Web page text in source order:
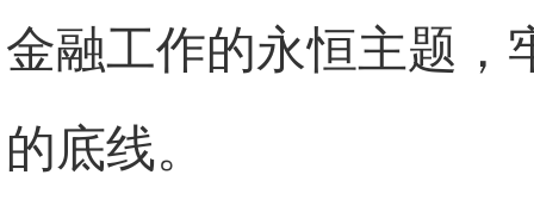
金融工作的永恒主题，
的底线。